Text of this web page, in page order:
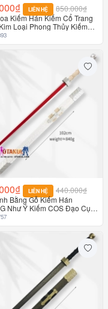
LIÊN HỆ
850.000₫
Kiếm Hán Kiếm Cổ Trang
Loại Phong Thủy Kiếm
LIÊN HỆ
440.000₫
Bằng Gỗ Kiếm Hán
Như Ý Kiếm COS Đạo Cụ
Gỗ Trang Trí Vũ Khí Thủ